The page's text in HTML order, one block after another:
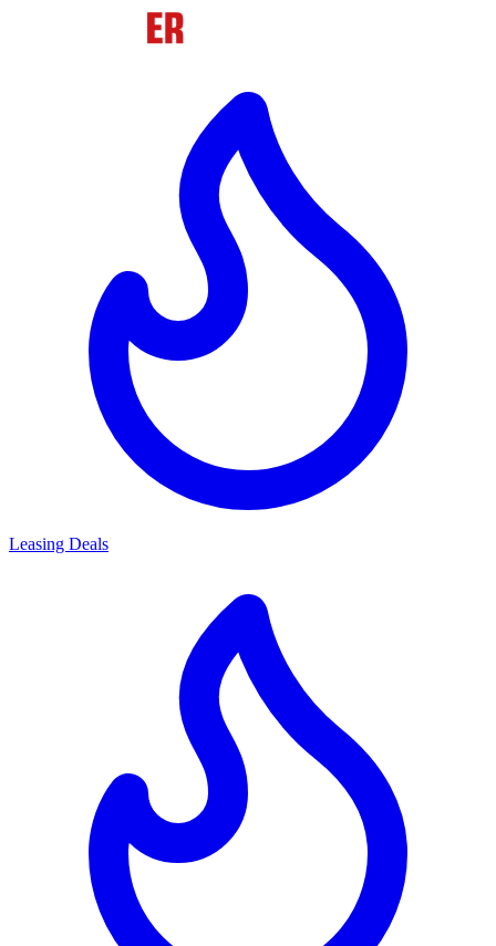
Leasing Deals